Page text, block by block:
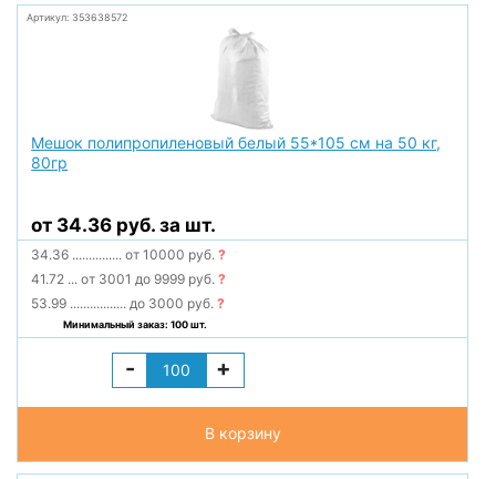
Артикул: 353638572
Мешок полипропиленовый белый 55*105 см на 50 кг,
80гр
от 34.36 руб. за шт.
34.36 ............... от 10000 руб.?
41.72 ... от 3001 до 9999 руб.?
53.99 ................. до 3000 руб.?
Минимальный заказ: 100 шт.
- +
В корзину